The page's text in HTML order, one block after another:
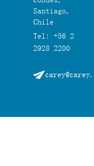
Santiago,
Chile
Tel: +56 2
2928 2200